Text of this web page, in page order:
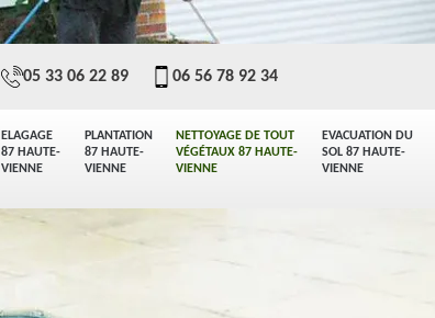
ELAGAGE
87 HAUTE-
VIENNE
PLANTATION
87 HAUTE-
VIENNE
NETTOYAGE DE TOUT
VÉGÉTAUX 87 HAUTE-
VIENNE
EVACUATION DU
SOL 87 HAUTE-
VIENNE
05 33 06 22 89 06 56 78 92 34